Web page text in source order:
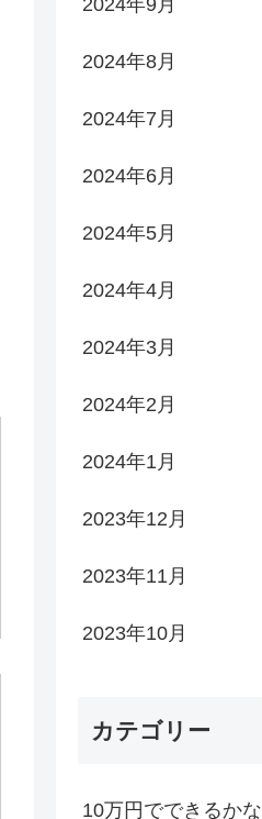
2024年8月
2024年7月
2024年6月
2024年5月
2024年4月
2024年3月
2024年2月
2024年1月
2023年12月
2023年11月
2023年10月
カテゴリー
10万円でできるかな